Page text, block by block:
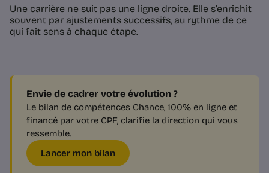
Une carrière ne suit pas une ligne droite. Elle s’enrichit
souvent par ajustements successifs, au rythme de ce
qui fait sens à chaque étape.
Envie de cadrer votre évolution ?
Le bilan de compétences Chance, 100% en ligne et
financé par votre CPF, clarifie la direction qui vous
ressemble.
Lancer mon bilan